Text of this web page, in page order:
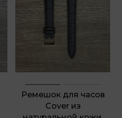
Ремешок для часов
Cover из